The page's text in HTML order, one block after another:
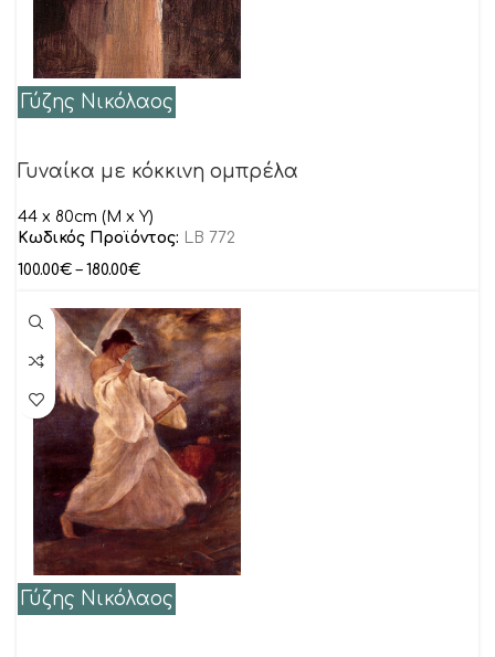
Γύζης Νικόλαος
Γυναίκα με κόκκινη ομπρέλα
44 x 80cm (M x Y)
Κωδικός Προϊόντος: LB 772
100.00€ – 180.00€
Γύζης Νικόλαος